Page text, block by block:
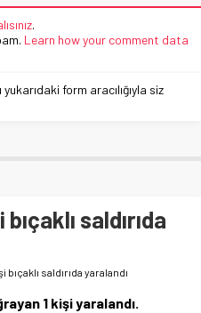
.
Learn how your comment data
form aracılığıyla siz
saldırıda
bıçaklı saldırıda yaralandı
1 kişi yaralandı.